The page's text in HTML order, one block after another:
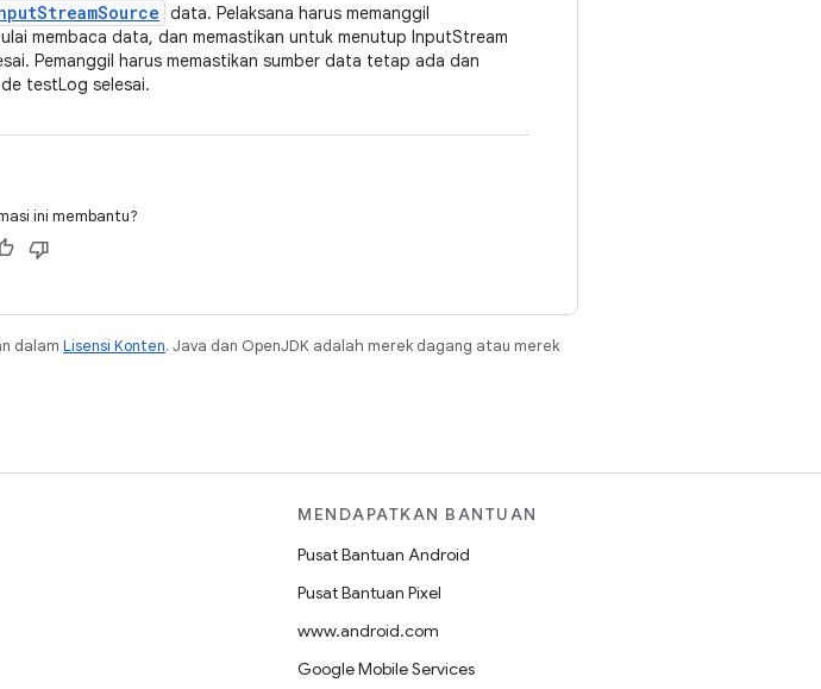
StreamSource data. Pelaksana harus memanggil
membaca data, dan memastikan untuk menutup InputStream
Pemanggil harus memastikan sumber data tetap ada dan
testLog selesai.
ini membantu?
dalam Lisensi Konten. Java dan OpenJDK adalah merek dagang atau merek
MENDAPATKAN BANTUAN
Pusat Bantuan Android
Pusat Bantuan Pixel
www.android.com
Google Mobile Services